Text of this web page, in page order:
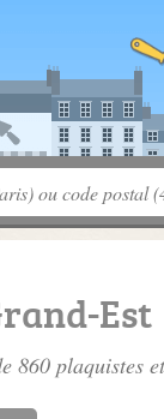
Est
860 plaquistes